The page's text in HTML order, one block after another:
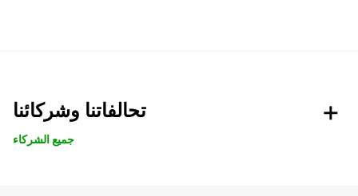
تحالفاتنا وشركائنا
جميع الشركاء